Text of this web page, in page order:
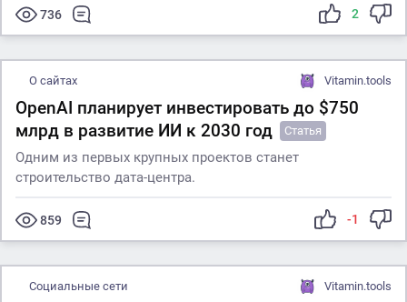
736 2
О сайтах Vitamin.tools
OpenAI планирует инвестировать до $750
млрд в развитие ИИ к 2030 год
Статья
Одним из первых крупных проектов станет
строительство дата-центра.
859 -1
Социальные сети Vitamin.tools